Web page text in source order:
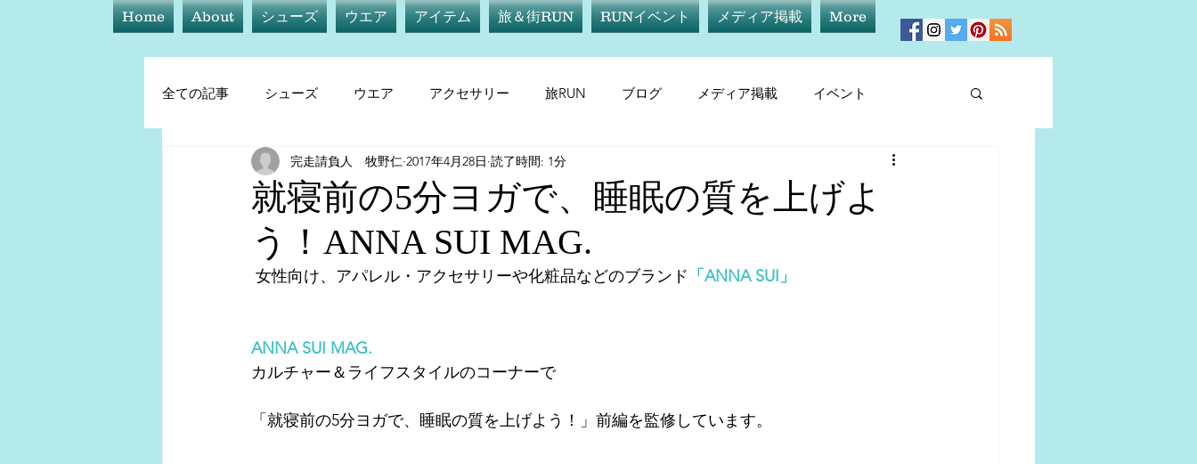
Home About シューズ ウエア アイテム 旅＆街RUN RUNイベント メディア掲載 More
全ての記事 シューズ ウエア アクセサリー 旅RUN ブログ メディア掲載 イベント
ウエア アイテム サプリメント
トレーニング他
就寝前の5分ヨガで、睡眠の質を上げよ
う！ANNA SUI MAG.
完走請負人 牧野仁 2017年4月28日 読了時間: 1分
女性向け、アパレル・アクセサリーや化粧品などのブランド 「ANNA SUI」
ANNA SUI MAG.
カルチャー＆ライフスタイルのコーナーで
「就寝前の5分ヨガで、睡眠の質を上げよう！」前編を監修しています。